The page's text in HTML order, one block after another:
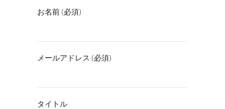
お名前 (必須)
メールアドレス (必須)
タイトル